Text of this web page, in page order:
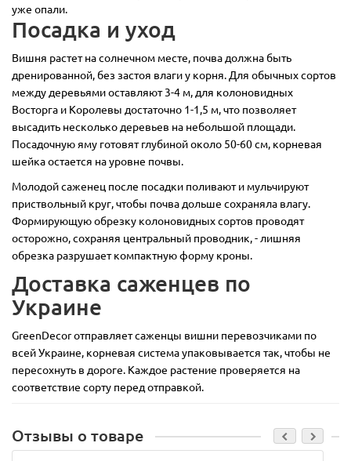
уже опали.
Посадка и уход
Вишня растет на солнечном месте, почва должна быть
дренированной, без застоя влаги у корня. Для обычных сортов
между деревьями оставляют 3-4 м, для колоновидных
Восторга и Королевы достаточно 1-1,5 м, что позволяет
высадить несколько деревьев на небольшой площади.
Посадочную яму готовят глубиной около 50-60 см, корневая
шейка остается на уровне почвы.
Молодой саженец после посадки поливают и мульчируют
приствольный круг, чтобы почва дольше сохраняла влагу.
Формирующую обрезку колоновидных сортов проводят
осторожно, сохраняя центральный проводник, - лишняя
обрезка разрушает компактную форму кроны.
Доставка саженцев по
Украине
GreenDecor отправляет саженцы вишни перевозчиками по
всей Украине, корневая система упаковывается так, чтобы не
пересохнуть в дороге. Каждое растение проверяется на
соответствие сорту перед отправкой.
Отзывы о товаре